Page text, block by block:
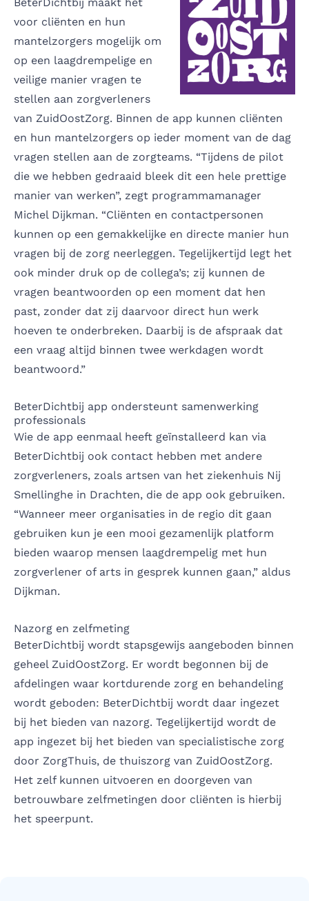
voor cliënten en hun
mantelzorgers mogelijk om
op een laagdrempelige en
veilige manier vragen te
stellen aan zorgverleners
van ZuidOostZorg. Binnen de app kunnen cliënten
en hun mantelzorgers op ieder moment van de dag
vragen stellen aan de zorgteams. “Tijdens de pilot
die we hebben gedraaid bleek dit een hele prettige
manier van werken”, zegt programmamanager
Michel Dijkman. “Cliënten en contactpersonen
kunnen op een gemakkelijke en directe manier hun
vragen bij de zorg neerleggen. Tegelijkertijd legt het
ook minder druk op de collega’s; zij kunnen de
vragen beantwoorden op een moment dat hen
past, zonder dat zij daarvoor direct hun werk
hoeven te onderbreken. Daarbij is de afspraak dat
een vraag altijd binnen twee werkdagen wordt
beantwoord.”
BeterDichtbij app ondersteunt samenwerking
professionals
Wie de app eenmaal heeft geïnstalleerd kan via
BeterDichtbij ook contact hebben met andere
zorgverleners, zoals artsen van het ziekenhuis Nij
Smellinghe in Drachten, die de app ook gebruiken.
“Wanneer meer organisaties in de regio dit gaan
gebruiken kun je een mooi gezamenlijk platform
bieden waarop mensen laagdrempelig met hun
zorgverlener of arts in gesprek kunnen gaan,” aldus
Dijkman.
Nazorg en zelfmeting
BeterDichtbij wordt stapsgewijs aangeboden binnen
geheel ZuidOostZorg. Er wordt begonnen bij de
afdelingen waar kortdurende zorg en behandeling
wordt geboden: BeterDichtbij wordt daar ingezet
bij het bieden van nazorg. Tegelijkertijd wordt de
app ingezet bij het bieden van specialistische zorg
door ZorgThuis, de thuiszorg van ZuidOostZorg.
Het zelf kunnen uitvoeren en doorgeven van
betrouwbare zelfmetingen door cliënten is hierbij
het speerpunt.